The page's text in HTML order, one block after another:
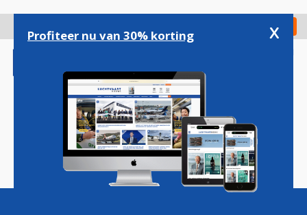
gaan
Check in
Magazine Podcasts Vacatures
Profiteer nu van 30% korting x